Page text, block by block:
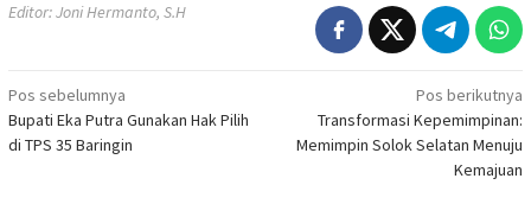
Editor: Joni Hermanto, S.H
Navigasi
pos
Pos sebelumnya
Bupati Eka Putra Gunakan Hak Pilih
di TPS 35 Baringin
Pos berikutnya
Transformasi Kepemimpinan:
Memimpin Solok Selatan Menuju
Kemajuan